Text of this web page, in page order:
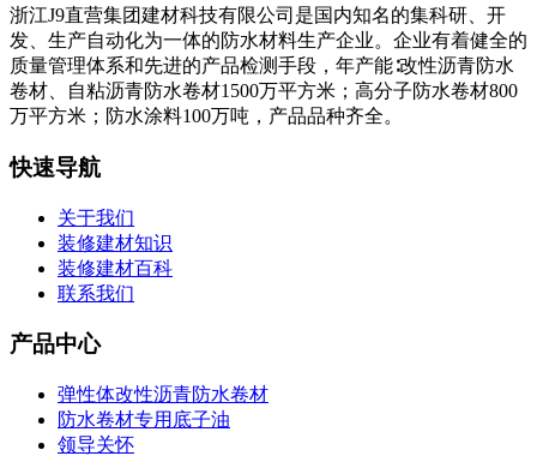
浙江J9直营集团建材科技有限公司是国内知名的集科研、开
发、生产自动化为一体的防水材料生产企业。企业有着健全的
质量管理体系和先进的产品检测手段，年产能∶改性沥青防水
卷材、自粘沥青防水卷材1500万平方米；高分子防水卷材800
万平方米；防水涂料100万吨，产品品种齐全。
快速导航
关于我们
装修建材知识
装修建材百科
联系我们
产品中心
弹性体改性沥青防水卷材
防水卷材专用底子油
领导关怀